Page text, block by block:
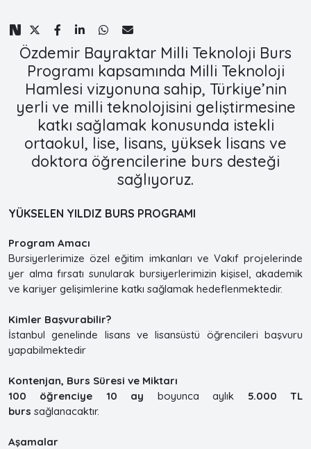
Özdemir Bayraktar Milli Teknoloji Burs
Programı kapsamında Milli Teknoloji
Hamlesi vizyonuna sahip, Türkiye’nin
yerli ve milli teknolojisini geliştirmesine
katkı sağlamak konusunda istekli
ortaokul, lise, lisans, yüksek lisans ve
doktora öğrencilerine burs desteği
sağlıyoruz.
YÜKSELEN YILDIZ BURS PROGRAMI
Program Amacı
Bursiyerlerimize özel eğitim imkanları ve Vakıf projelerinde
yer alma fırsatı sunularak bursiyerlerimizin kişisel, akademik
ve kariyer gelişimlerine katkı sağlamak hedeflenmektedir.
Kimler Başvurabilir?
İstanbul genelinde lisans ve lisansüstü öğrencileri başvuru
yapabilmektedir
Kontenjan, Burs Süresi ve Miktarı
100 öğrenciye 10 ay boyunca aylık 5.000 TL
burs sağlanacaktır.
Aşamalar